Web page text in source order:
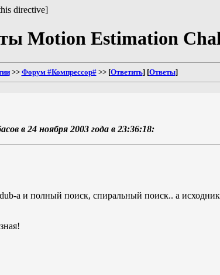
directive]
Motion Estimation
>> Форум #Компрессор#>> [Ответить] [Ответы]
в 24 ноября 2003 года в 23:36:18:
а и полный поиск, спиральный поиск.. а